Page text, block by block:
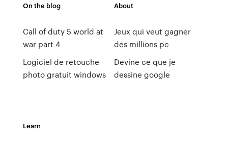
On the blog
Call of duty 5 world at
war part 4
Logiciel de retouche
photo gratuit windows
About
Jeux qui veut gagner
des millions pc
Devine ce que je
dessine google
Learn